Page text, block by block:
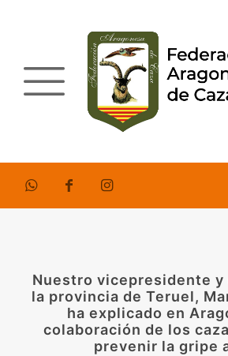
Nuestro vicepresidente y
la provincia de Teruel,
ha explicado en
colaboración de los
prevenir la gripe